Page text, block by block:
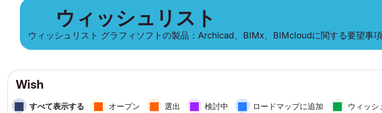
ウィッシュリスト
ウィッシュリスト グラフィソフトの製品：Archicad、BIMx、BIMcloudに関する要望事
Wish
すべて表示する オープン 選出 検討中 ロードマップに追加 ウィッシ